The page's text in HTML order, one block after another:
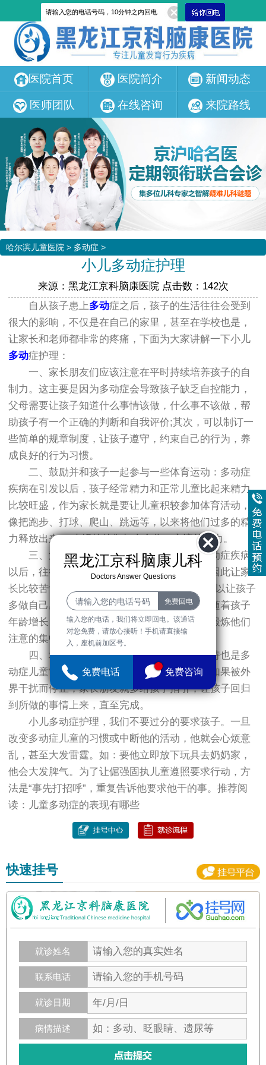
医院首页 医院简介 新闻动态
医师团队 在线咨询 来院路线
哈尔滨儿童医院 > 多动症 >
小儿多动症护理
来源：黑龙江京科脑康医院 点击数：142次
自从孩子患上多动症之后，孩子的生活往往会受到
很大的影响，不仅是在自己的家里，甚至在学校也是，
让家长和老师都非常的疼痛，下面为大家讲解一下小儿
多动症护理：
一、家长朋友们应该注意在平时持续培养孩子的自
制力。这主要是因为多动症会导致孩子缺乏自控能力，
父母需要让孩子知道什么事情该做，什么事不该做，帮
助孩子有一个正确的判断和自我评价;其次，可以制订一
些简单的规章制度，让孩子遵守，约束自己的行为，养
成良好的行为习惯。
二、鼓励并和孩子一起参与一些体育运动：多动症
疾病在引发以后，孩子经常精力和正常儿童比起来精力
比较旺盛，作为家长就是要让儿童积较参加体育活动，
像把跑步、打球、爬山、跳远等，以来将他们过多的精
力释放出来;二来锻炼他们与人合作、交流的能力。
三、注意发展孩子日常的注意力，引发多动症疾病
以后，往往孩子干什么事注意力都不够集中，因此让家
长比较苦恼，儿童多动症怎么护理?作为家长可以让孩子
多做自己感兴趣的活动，像看画册、听故事。随着孩子
年龄增长，慢慢让孩子下棋、画画等，逐步地锻炼他们
注意的集中性、持久性。
四、培养孩子善始善终的习惯：做事不坚持也是多
动症儿童常见的表现。孩子在做一件事情时，如果被外
界干扰而停止，家长朋友就多给孩子指引，让孩子回归
到所做的事情上来，直至完成。
小儿多动症护理，我们不要过分的要求孩子。一旦
改变多动症儿童的习惯或中断他的活动，他就会心烦意
乱，甚至大发雷霆。如：要他立即放下玩具去奶奶家，
他会大发脾气。为了让倔强固执儿童遵照要求行动，方
法是“事先打招呼”，重复告诉他要求他干的事。推荐阅
读：儿童多动症的表现有哪些
快速挂号
就诊姓名
联系电话
就诊日期
病情描述
黑龙江京科脑康儿科
Doctors Answer Questions
输入您的电话，我们将立即回电。该通话
对您免费，请放心接听！手机请直接输
入，座机前加区号。
免费电话 免费咨询